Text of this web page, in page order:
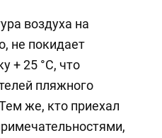
воздуха на
не покидает
+ 25 °C, что
пляжного
же, кто приехал